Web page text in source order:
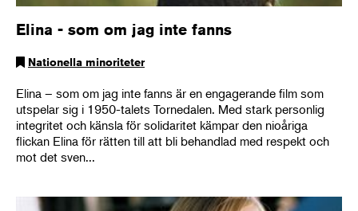
Elina - som om jag inte fanns
Nationella minoriteter
Elina – som om jag inte fanns är en engagerande film som
utspelar sig i 1950-talets Tornedalen. Med stark personlig
integritet och känsla för solidaritet kämpar den nioåriga
flickan Elina för rätten till att bli behandlad med respekt och
mot det sven...